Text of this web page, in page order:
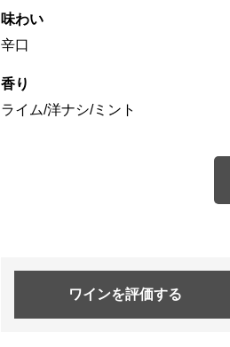
味わい
辛口
香り
ライム/洋ナシ/ミント
ワインを評価する